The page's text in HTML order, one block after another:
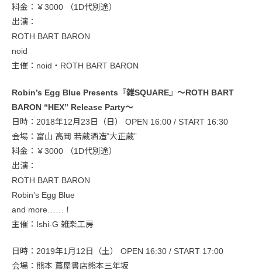
料金：￥3000 （1D代別途）
出演：
ROTH BART BARON
noid
主催：noid・ROTH BART BARON
Robin’s Egg Blue Presents『雑SQUARE』〜ROTH BART
BARON “HEX” Release Party〜
日時：2018年12月23日（日） OPEN 16:00 / START 16:30
会場：富山 高岡 若蔵酒造”大正蔵”
料金：￥3000 （1D代別途）
出演：
ROTH BART BARON
Robin’s Egg Blue
and more……！
主催：Ishi-G 雑楽工房
日時：2019年1月12日（土） OPEN 16:30 / START 17:00
会場：熊本 蔦屋書店熊本三年坂